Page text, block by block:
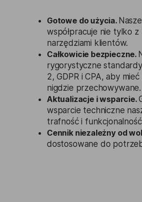
Gotowe do użycia.
współpracuje nie tylko
narzędziami klientów.
Całkowicie bezpieczne.
rygorystyczne
2, GDPR i CPA, aby
nigdzie przechowywane.
Aktualizacje i wsparcie.
wsparcie techniczne
trafność i
Cennik niezależny od
dostosowane do